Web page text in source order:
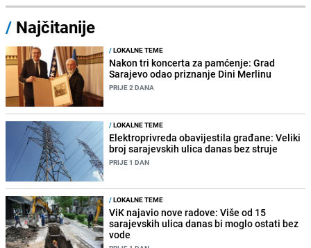
/ Najčitanije
/LOKALNE TEME
Nakon tri koncerta za pamćenje: Grad
Sarajevo odao priznanje Dini Merlinu
PRIJE 2 DANA
/LOKALNE TEME
Elektroprivreda obavijestila građane: Veliki
broj sarajevskih ulica danas bez struje
PRIJE 1 DAN
/LOKALNE TEME
ViK najavio nove radove: Više od 15
sarajevskih ulica danas bi moglo ostati bez
vode